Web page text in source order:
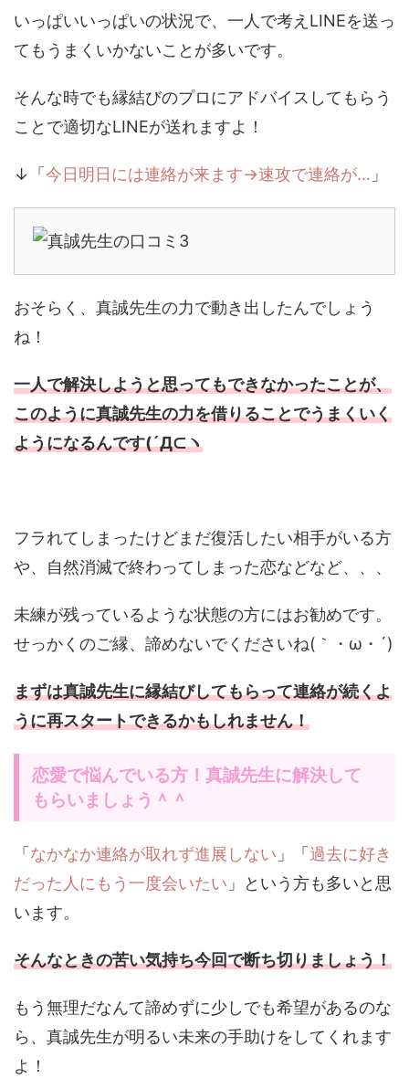
いっぱいいっぱいの状況で、一人で考えLINEを送っ
てもうまくいかないことが多いです。
そんな時でも縁結びのプロにアドバイスしてもらう
ことで適切なLINEが送れますよ！
↓「 今日明日には連絡が来ます→速攻で連絡が… 」
おそらく、真誠先生の力で動き出したんでしょう
ね！
一人で解決しようと思ってもできなかったことが、
このように真誠先生の力を借りることでうまくいく
ようになるんです(´Д⊂ヽ
フラれてしまったけどまだ復活したい相手がいる方
や、自然消滅で終わってしまった恋などなど、、、
未練が残っているような状態の方にはお勧めです。
せっかくのご縁、諦めないでくださいね(｀・ω・´)
まずは真誠先生に縁結びしてもらって連絡が続くよ
うに再スタートできるかもしれません！
恋愛で悩んでいる方！真誠先生に解決して
もらいましょう＾＾
「 なかなか連絡が取れず進展しない 」「 過去に好き
だった人にもう一度会いたい 」という方も多いと思
います。
そんなときの苦い気持ち今回で断ち切りましょう！
もう無理だなんて諦めずに少しでも希望があるのな
ら、真誠先生が明るい未来の手助けをしてくれます
よ！